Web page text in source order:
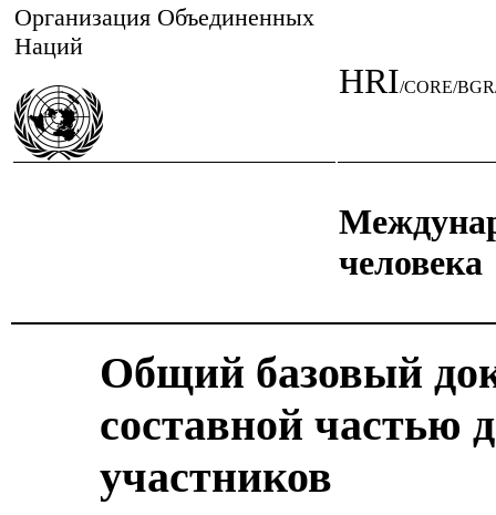
Организация Объединенных
Наций
HRI/CORE/
человека
Общий базовый
составной частью
участников